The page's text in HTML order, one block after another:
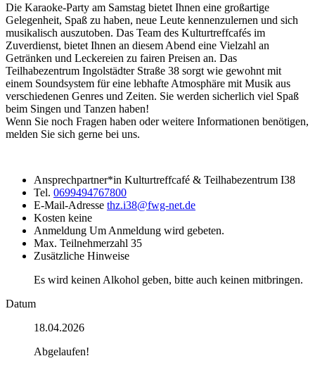
Die Karaoke-Party am Samstag bietet Ihnen eine großartige
Gelegenheit, Spaß zu haben, neue Leute kennenzulernen und sich
musikalisch auszutoben. Das Team des Kulturtreffcafés im
Zuverdienst, bietet Ihnen an diesem Abend eine Vielzahl an
Getränken und Leckereien zu fairen Preisen an. Das
Teilhabezentrum Ingolstädter Straße 38 sorgt wie gewohnt mit
einem Soundsystem für eine lebhafte Atmosphäre mit Musik aus
verschiedenen Genres und Zeiten. Sie werden sicherlich viel Spaß
beim Singen und Tanzen haben!
Wenn Sie noch Fragen haben oder weitere Informationen benötigen,
melden Sie sich gerne bei uns.
Ansprechpartner*in Kulturtreffcafé & Teilhabezentrum I38
Tel. 0699494767800
E-Mail-Adresse thz.i38@fwg-net.de
Kosten keine
Anmeldung Um Anmeldung wird gebeten.
Max. Teilnehmerzahl 35
Zusätzliche Hinweise
Es wird keinen Alkohol geben, bitte auch keinen mitbringen.
Datum
18.04.2026
Abgelaufen!